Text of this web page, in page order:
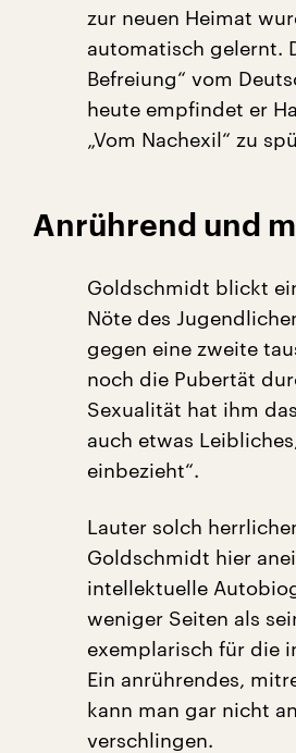
zur neuen Heimat
automatisch gelernt.
Befreiung“ vom
heute empfindet er
„Vom Nachexil“ zu
Anrührend und
Goldschmidt blickt
Nöte des
gegen eine zweite
noch die Pubertät
Sexualität hat ihm
auch etwas
einbezieht“.
Lauter solch
Goldschmidt hier
intellektuelle
weniger Seiten als
exemplarisch für die
Ein anrührendes,
kann man gar nicht
verschlingen.